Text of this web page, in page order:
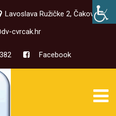
Lavoslava Ružičke 2, Čakovec
cvrcak.hr
Facebook